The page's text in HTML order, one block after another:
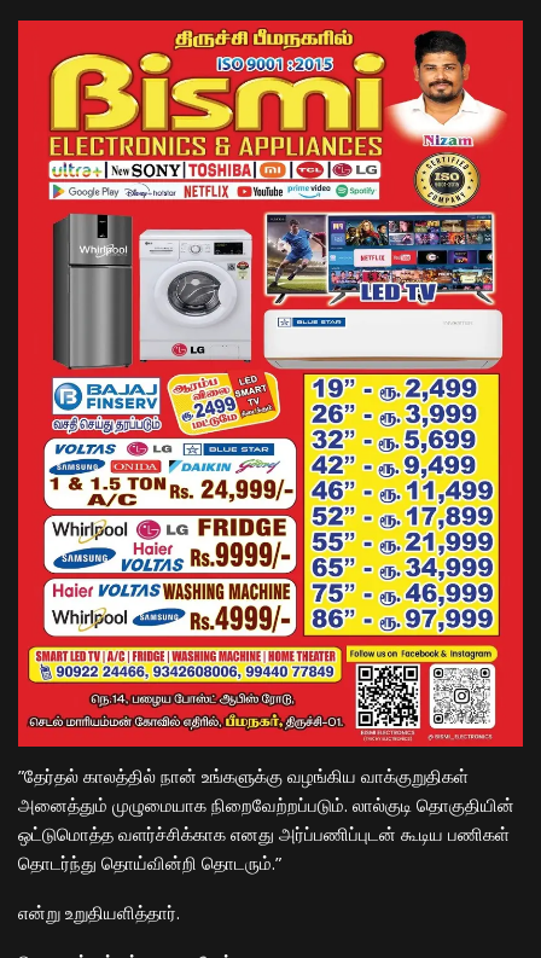
​”தேர்தல் காலத்தில் நான் உங்களுக்கு வழங்கிய வாக்குறுதிகள்
அனைத்தும் முழுமையாக நிறைவேற்றப்படும். லால்குடி தொகுதியின்
ஒட்டுமொத்த வளர்ச்சிக்காக எனது அர்ப்பணிப்புடன் கூடிய பணிகள்
தொடர்ந்து தொய்வின்றி தொடரும்.”
​என்று உறுதியளித்தார்.